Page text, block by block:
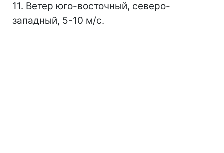
11. Ветер юго-восточный, северо-
западный, 5-10 м/с.